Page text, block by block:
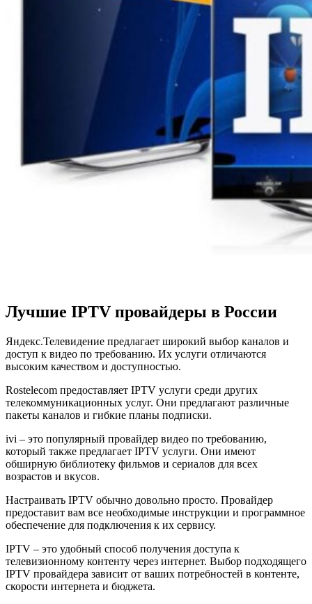
Лучшие IPTV провайдеры в России
Яндекс.Телевидение предлагает широкий выбор каналов и
доступ к видео по требованию. Их услуги отличаются
высоким качеством и доступностью.
Rostelecom предоставляет IPTV услуги среди других
телекоммуникационных услуг. Они предлагают различные
пакеты каналов и гибкие планы подписки.
ivi – это популярный провайдер видео по требованию,
который также предлагает IPTV услуги. Они имеют
обширную библиотеку фильмов и сериалов для всех
возрастов и вкусов.
Настраивать IPTV обычно довольно просто. Провайдер
предоставит вам все необходимые инструкции и программное
обеспечение для подключения к их сервису.
IPTV – это удобный способ получения доступа к
телевизионному контенту через интернет. Выбор подходящего
IPTV провайдера зависит от ваших потребностей в контенте,
скорости интернета и бюджета.